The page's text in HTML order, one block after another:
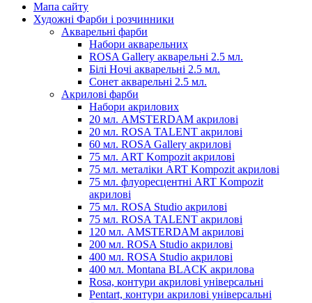
Мапа сайту
Художні Фарби і розчинники
Акварельні фарби
Набори акварельних
ROSA Gallery акварельні 2.5 мл.
Білі Ночі акварельні 2.5 мл.
Сонет акварельні 2.5 мл.
Акрилові фарби
Набори акрилових
20 мл. AMSTERDAM акрилові
20 мл. ROSA TALENT акрилові
60 мл. ROSA Gallery акрилові
75 мл. ART Kompozit акрилові
75 мл. металіки ART Kompozit акрилові
75 мл. флуоресцентні ART Kompozit
акрилові
75 мл. ROSA Studio акрилові
75 мл. ROSA TALENT акрилові
120 мл. AMSTERDAM акрилові
200 мл. ROSA Studio акрилові
400 мл. ROSA Studio акрилові
400 мл. Montana BLACK акрилова
Rosa, контури акрилові універсальні
Pentart, контури акрилові універсальні